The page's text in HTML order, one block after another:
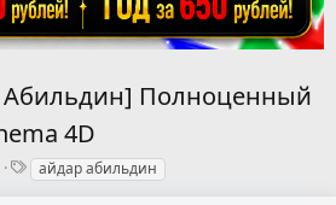
Полноценный
4D
Тайдар абильдин